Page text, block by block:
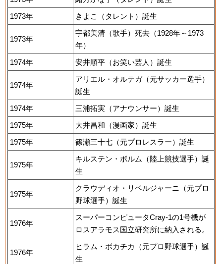
1973年
きよこ（タレント）誕生
1973年
宇都美清（歌手）死去（1928年～1973
年）
1974年
安井順平（お笑い芸人）誕生
1974年
アリエル・オルテガ（元サッカー選手）
誕生
1974年
三浦拓実（アナウンサー）誕生
1975年
大井昌和（漫画家）誕生
1975年
篠瀬三十七（元プロレスラー）誕生
1975年
キルステン・ボルム（陸上競技選手）誕
生
1975年
クラウディオ・リベルジャーニ（元プロ
野球選手）誕生
1976年
スーパーコンピュータCray-1の1号機が
ロスアラモス国立研究所に納入される。
1976年
ヒラム・ボカチカ（元プロ野球選手）誕
生